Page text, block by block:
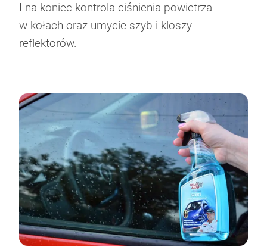
I na koniec kontrola ciśnienia powietrza
w kołach oraz umycie szyb i kloszy
reflektorów.